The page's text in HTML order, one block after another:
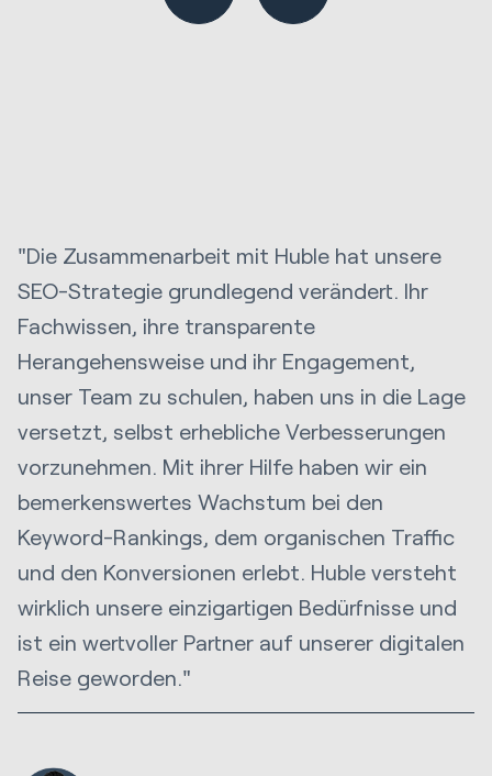
"Die Zusammenarbeit mit Huble hat unsere
SEO-Strategie grundlegend verändert. Ihr
Fachwissen, ihre transparente
Herangehensweise und ihr Engagement,
unser Team zu schulen, haben uns in die Lage
versetzt, selbst erhebliche Verbesserungen
vorzunehmen. Mit ihrer Hilfe haben wir ein
bemerkenswertes Wachstum bei den
Keyword-Rankings, dem organischen Traffic
und den Konversionen erlebt. Huble versteht
wirklich unsere einzigartigen Bedürfnisse und
ist ein wertvoller Partner auf unserer digitalen
Reise geworden."